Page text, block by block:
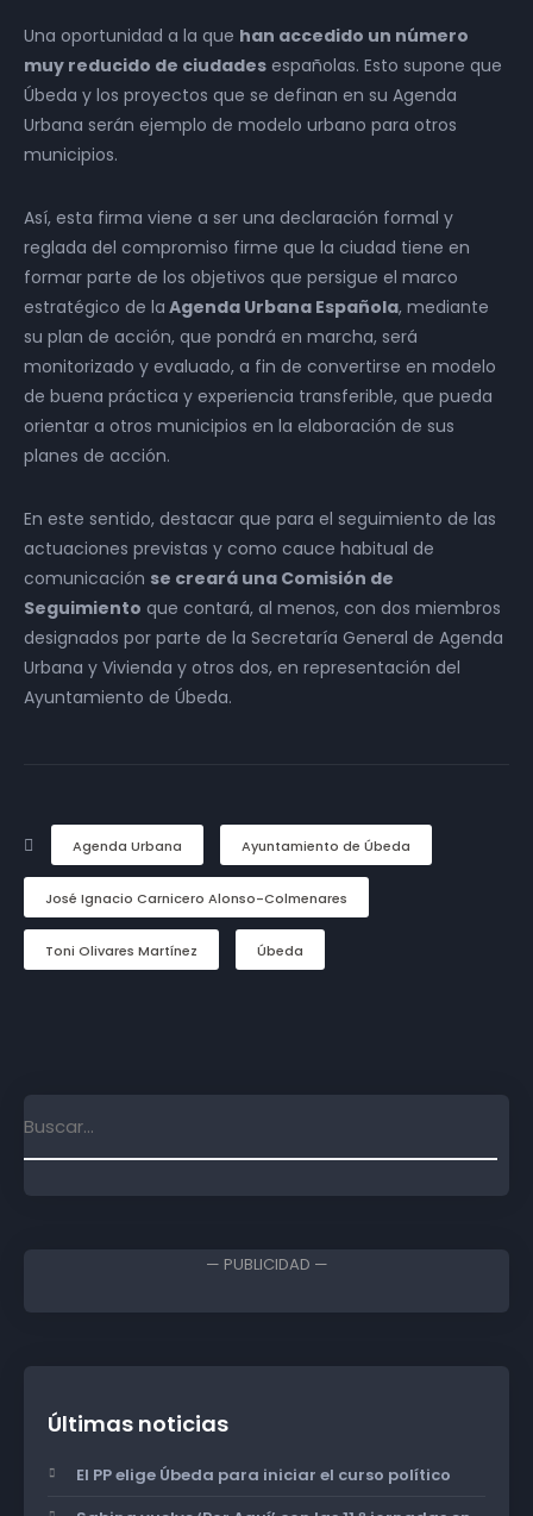
Una oportunidad a la que han accedido un número
muy reducido de ciudades españolas. Esto supone que
Úbeda y los proyectos que se definan en su Agenda
Urbana serán ejemplo de modelo urbano para otros
municipios.
Así, esta firma viene a ser una declaración formal y
reglada del compromiso firme que la ciudad tiene en
formar parte de los objetivos que persigue el marco
estratégico de la Agenda Urbana Española, mediante
su plan de acción, que pondrá en marcha, será
monitorizado y evaluado, a fin de convertirse en modelo
de buena práctica y experiencia transferible, que pueda
orientar a otros municipios en la elaboración de sus
planes de acción.
En este sentido, destacar que para el seguimiento de las
actuaciones previstas y como cauce habitual de
comunicación se creará una Comisión de
Seguimiento que contará, al menos, con dos miembros
designados por parte de la Secretaría General de Agenda
Urbana y Vivienda y otros dos, en representación del
Ayuntamiento de Úbeda.
Agenda Urbana Ayuntamiento de Úbeda
José Ignacio Carnicero Alonso-Colmenares
Toni Olivares Martínez Úbeda
— PUBLICIDAD —
Últimas noticias
El PP elige Úbeda para iniciar el curso político